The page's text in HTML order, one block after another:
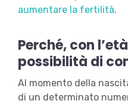
aumentare la fertilità.
Perché, con
possibilità di
Al momento della
di un determinato